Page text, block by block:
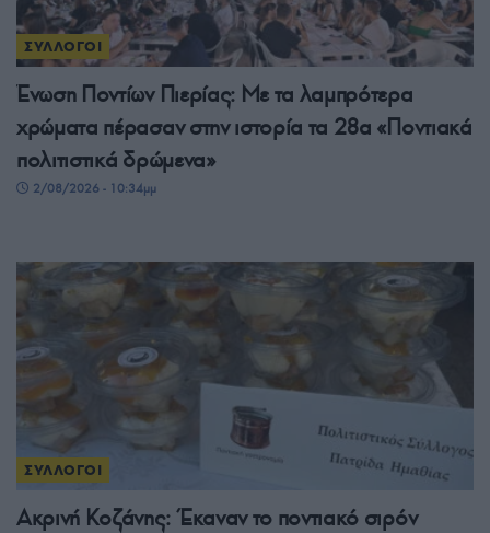
ΣΥΛΛΟΓΟΙ
Ένωση Ποντίων Πιερίας: Με τα λαμπρότερα
χρώματα πέρασαν στην ιστορία τα 28α «Ποντιακά
πολιτιστικά δρώμενα»
2/08/2026 - 10:34μμ
ΣΥΛΛΟΓΟΙ
Ακρινή Κοζάνης: Έκαναν το ποντιακό σιρόν